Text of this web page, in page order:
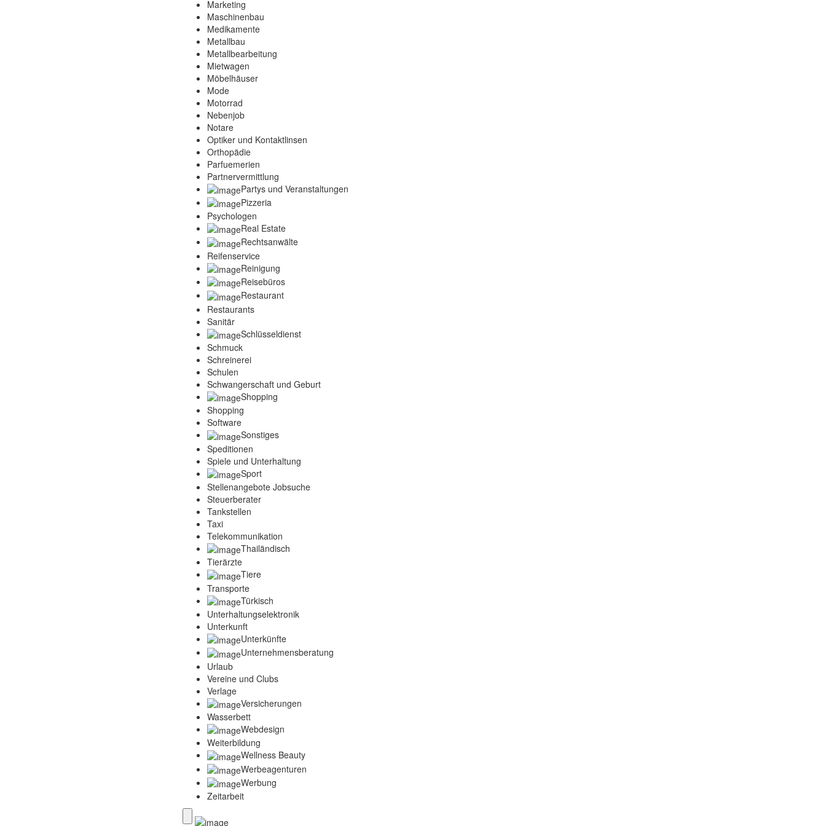
Marketing
Maschinenbau
Medikamente
Metallbau
Metallbearbeitung
Mietwagen
Möbelhäuser
Mode
Motorrad
Nebenjob
Notare
Optiker und Kontaktlinsen
Orthopädie
Parfuemerien
Partnervermittlung
Partys und Veranstaltungen
Pizzeria
Psychologen
Real Estate
Rechtsanwälte
Reifenservice
Reinigung
Reisebüros
Restaurant
Restaurants
Sanitär
Schlüsseldienst
Schmuck
Schreinerei
Schulen
Schwangerschaft und Geburt
Shopping
Shopping
Software
Sonstiges
Speditionen
Spiele und Unterhaltung
Sport
Stellenangebote Jobsuche
Steuerberater
Tankstellen
Taxi
Telekommunikation
Thailändisch
Tierärzte
Tiere
Transporte
Türkisch
Unterhaltungselektronik
Unterkunft
Unterkünfte
Unternehmensberatung
Urlaub
Vereine und Clubs
Verlage
Versicherungen
Wasserbett
Webdesign
Weiterbildung
Wellness Beauty
Werbeagenturen
Werbung
Zeitarbeit